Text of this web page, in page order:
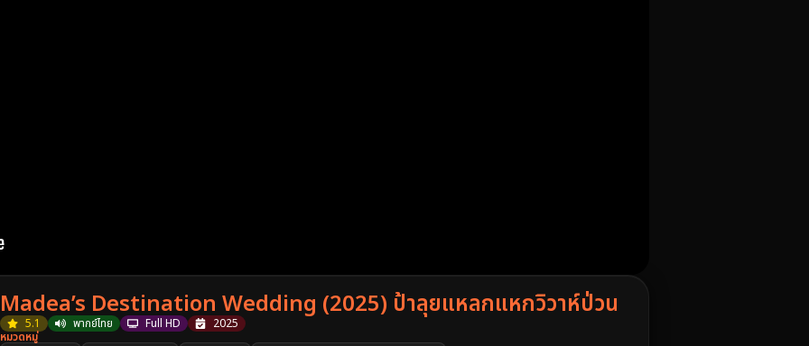
Madea’s Destination Wedding (2025) ป้าลุยแหลกแหกวิวาห์ป่วน
5.1 พากย์ไทย Full HD
2025
หมวดหมู่